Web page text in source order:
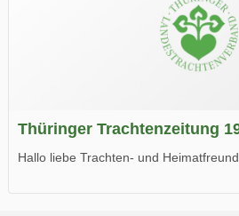
Thüringer Trachtenzeitung
Hallo liebe Trachten- und